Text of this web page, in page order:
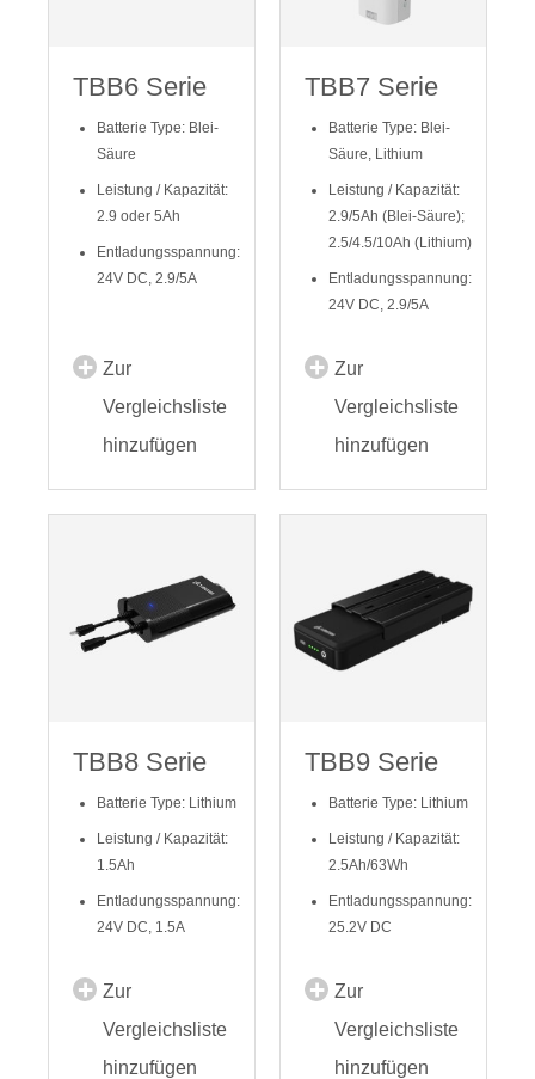
TBB6 Serie
Batterie Type: Blei-
Säure
Leistung / Kapazität:
2.9 oder 5Ah
Entladungsspannung:
24V DC, 2.9/5A
Zur
Vergleichsliste
hinzufügen
TBB7 Serie
Batterie Type: Blei-
Säure, Lithium
Leistung / Kapazität:
2.9/5Ah (Blei-Säure);
2.5/4.5/10Ah (Lithium)
Entladungsspannung:
24V DC, 2.9/5A
Zur
Vergleichsliste
hinzufügen
TBB8 Serie
Batterie Type: Lithium
Leistung / Kapazität:
1.5Ah
Entladungsspannung:
24V DC, 1.5A
Zur
Vergleichsliste
hinzufügen
TBB9 Serie
Batterie Type: Lithium
Leistung / Kapazität:
2.5Ah/63Wh
Entladungsspannung:
25.2V DC
Zur
Vergleichsliste
hinzufügen